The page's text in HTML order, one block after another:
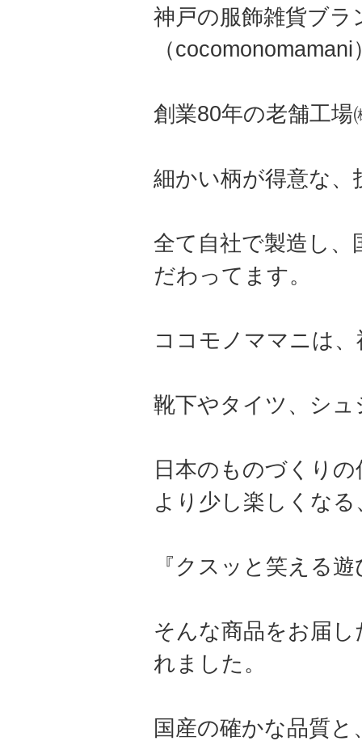
神戸の服飾雑貨ブ
（
創業80年の老舗工
細かい柄が得意な
全て自社で製造し、
だわってます。
ココモノママニは
靴下やタイツ、シ
日本のものづくり
より少し楽しくなる
『クスッと笑える
そんな商品をお届
れました。
国産の確かな品質